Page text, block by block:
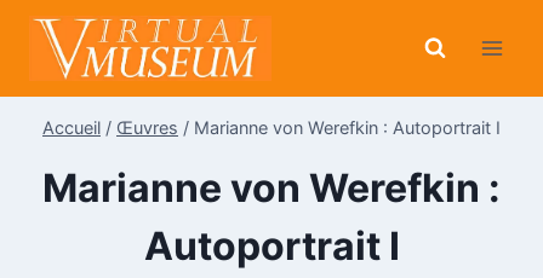
Aller
contenu
Accueil / Œuvres / Marianne von Werefkin : Autoportrait I
Marianne von Werefkin :
Autoportrait I